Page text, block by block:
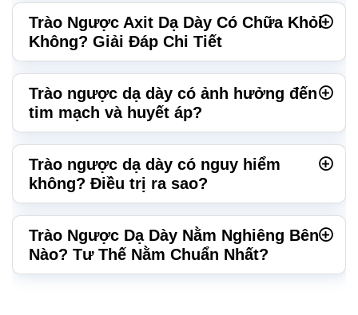
Trào Ngược Axit Dạ Dày Có Chữa Khỏi
Không? Giải Đáp Chi Tiết
Trào ngược dạ dày có ảnh hưởng đến
tim mạch và huyết áp?
Trào ngược dạ dày có nguy hiểm
không? Điều trị ra sao?
Trào Ngược Dạ Dày Nằm Nghiêng Bên
Nào? Tư Thế Nằm Chuẩn Nhất?